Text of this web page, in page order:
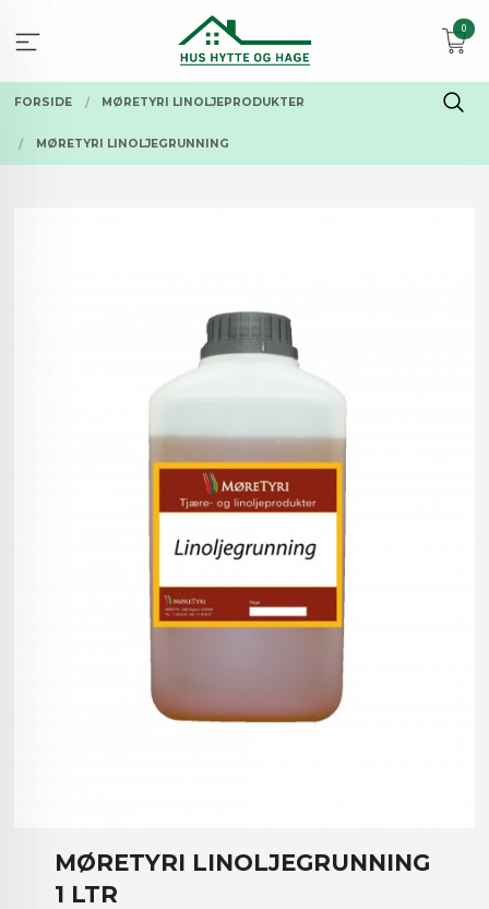
innholdet
0
FORSIDE MØRETYRI LINOLJEPRODUKTER
MØRETYRI LINOLJEGRUNNING
MØRETYRI LINOLJEGRUNNING
1 LTR